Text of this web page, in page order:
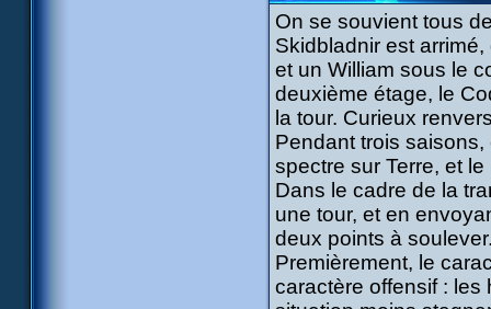
On se souvient tous
Skidbladnir est
et un William sous le
deuxième étage, le
la tour. Curieux
Pendant trois
spectre sur Terre, et
Dans le cadre de la
une tour, et en
deux points à
Premièrement, le
caractère offensif :